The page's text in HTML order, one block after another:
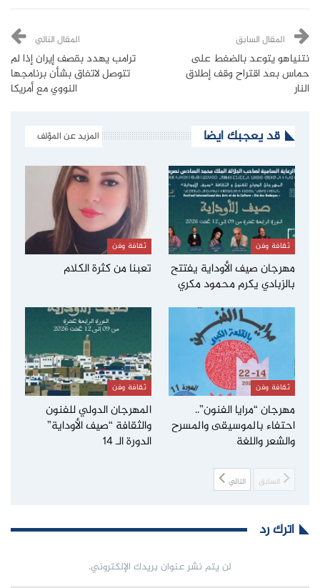
المقال السابق
نتنياهو يتوعد بالضغط على
حماس بعد اقتراح وقف إطلاق
النار
المقال التالي
ترامب يهدد بقصف إيران إذا لم
تتوصل لاتفاق بشأن برنامجها
النووي مع أمريكا
قد يعجبك ايضا المزيد عن المؤلف
ثقافة وفن
مهرجان صيف الأوداية يفتتح
بالزبادي يكرم محمود مكري
ثقافة وفن
تعبنا من كثرة الكلام
ثقافة وفن
مهرجان “مرايا الفنون”..
احتفاء بالموسيقى والمسرح
والشعر واللغة
ثقافة وفن
المهرجان الدولي للفنون
والثقافة “صيف الأوداية”
الدورة الـ 14
السابق التالي
اترك رد
لن يتم نشر عنوان بريدك الإلكتروني.